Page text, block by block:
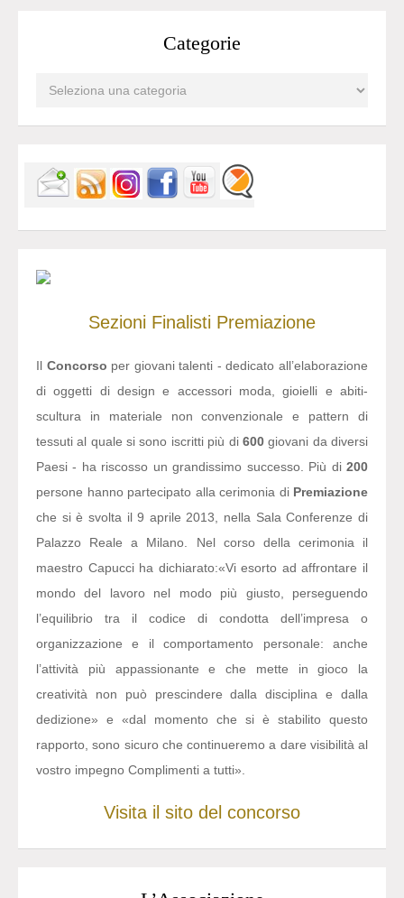
Categorie
Sezioni Finalisti Premiazione
Il Concorso per giovani talenti - dedicato all’elaborazione
di oggetti di design e accessori moda, gioielli e abiti-
scultura in materiale non convenzionale e pattern di
tessuti al quale si sono iscritti più di 600giovani da diversi
Paesi - ha riscosso un grandissimo successo. Più di 200
persone hanno partecipato alla cerimonia di Premiazione
che si è svolta il 9 aprile 2013, nella Sala Conferenze di
Palazzo Reale a Milano. Nel corso della cerimonia il
maestro Capucci ha dichiarato:«Vi esorto ad affrontare il
mondo del lavoro nel modo più giusto, perseguendo
l’equilibrio tra il codice di condotta dell’impresa o
organizzazione e il comportamento personale: anche
l’attività più appassionante e che mette in gioco la
creatività non può prescindere dalla disciplina e dalla
dedizione» e «dal momento che si è stabilito questo
rapporto, sono sicuro che continueremo a dare visibilità al
vostro impegno Complimenti a tutti».
Visita il sito del concorso